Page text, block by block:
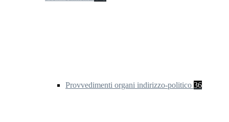
Provvedimenti organi indirizzo-politico 36